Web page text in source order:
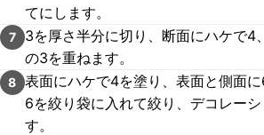
てにします。
7
3を厚さ半分に切り、断面にハケで4
の3を重ねます。
8 表面にハケで4を塗り、表面と側面
6を絞り袋に入れて絞り、デコレー
す。